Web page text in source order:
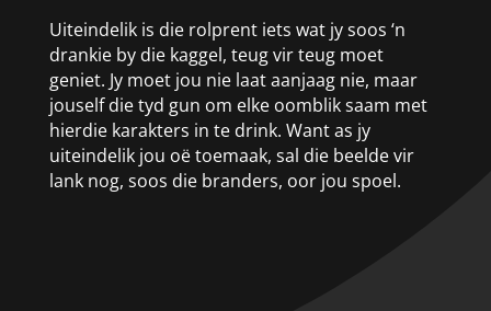
Uiteindelik is die rolprent iets wat jy soos ‘n
drankie by die kaggel, teug vir teug moet
geniet. Jy moet jou nie laat aanjaag nie, maar
jouself die tyd gun om elke oomblik saam met
hierdie karakters in te drink. Want as jy
uiteindelik jou oë toemaak, sal die beelde vir
lank nog, soos die branders, oor jou spoel.